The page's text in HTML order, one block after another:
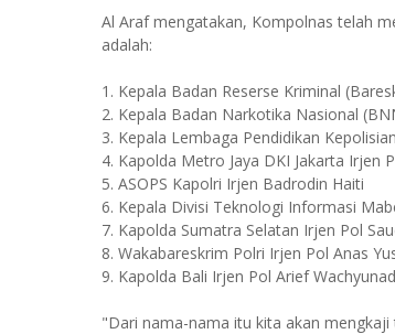
Al Araf mengatakan, Kompolnas telah
adalah:
1. Kepala Badan Reserse Kriminal
2. Kepala Badan Narkotika Nasional
3. Kepala Lembaga Pendidikan
4. Kapolda Metro Jaya DKI Jakarta Irjen
5. ASOPS Kapolri Irjen Badrodin Haiti
6. Kepala Divisi Teknologi Informasi
7. Kapolda Sumatra Selatan Irjen Pol
8. Wakabareskrim Polri Irjen Pol Anas
9. Kapolda Bali Irjen Pol Arief
"Dari nama-nama itu kita akan